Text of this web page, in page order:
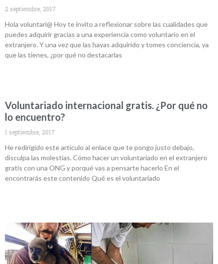
2 septiembre, 2017
Hola voluntari@ Hoy te invito a reflexionar sobre las cualidades que
puedes adquirir gracias a una experiencia como voluntario en el
extranjero. Y una vez que las hayas adquirido y tomes conciencia, ya
que las tienes, ¿por qué no destacarlas
Voluntariado internacional gratis. ¿Por qué no
lo encuentro?
1 septiembre, 2017
He redirigido este artículo al enlace que te pongo justo debajo,
disculpa las molestias. Cómo hacer un voluntariado en el extranjero
gratis con una ONG y porqué vas a pensarte hacerlo En el
encontrarás este contenido Qué es el voluntariado